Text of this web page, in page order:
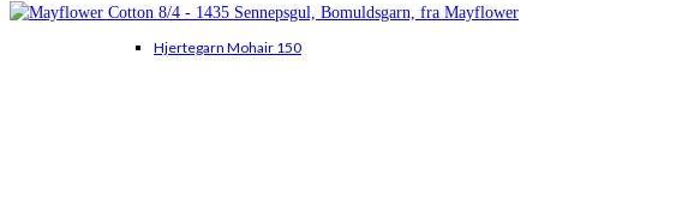
Hjertegarn Mohair 150